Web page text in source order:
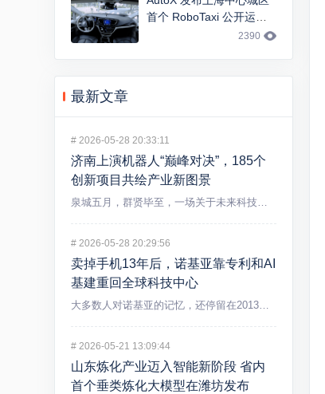
首个 RoboTaxi 公开运
营，基于 FCA 大捷龙车型
2390
最新文章
# 2026-05-28 20:33:11
济南上演机器人“巅峰对决”，185个
创新项目共绘产业新图景
泉城五月，群贤毕至，一场关于未来科技的盛宴在济南精彩上演。5...
# 2026-05-28 20:29:56
卖掉手机13年后，诺基亚靠专利和AI
基建重回全球科技中心
大多数人对诺基亚的记忆，还停留在2013年出售手机业务后逐渐...
# 2026-05-21 13:09:44
山东炼化产业迈入智能新阶段 省内
首个垂类炼化大模型在潍坊发布